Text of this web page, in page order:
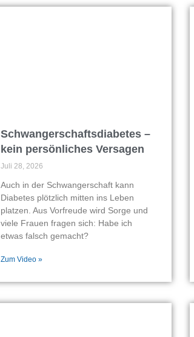
Schwangerschaftsdiabetes –
kein persönliches Versagen
Juli 28, 2026
Auch in der Schwangerschaft kann
Diabetes plötzlich mitten ins Leben
platzen. Aus Vorfreude wird Sorge und
viele Frauen fragen sich: Habe ich
etwas falsch gemacht?
Zum Video »